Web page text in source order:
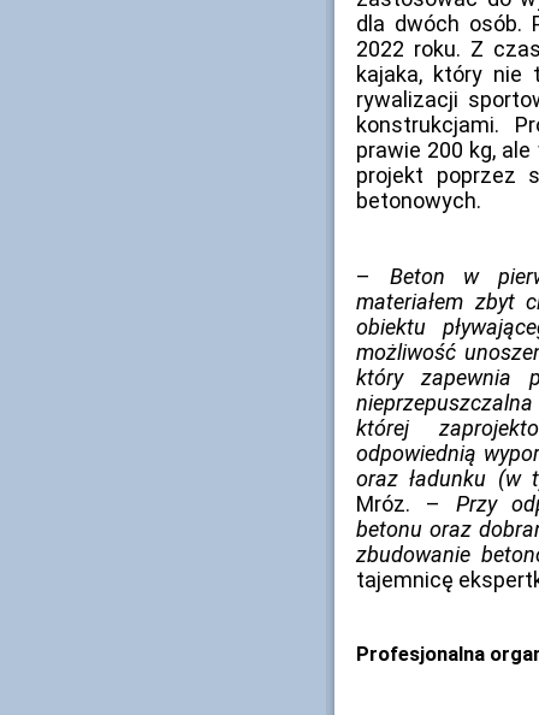
dla dwóch osób.
2022 roku. Z
kajaka, który nie
rywalizacji
konstrukcjami.
prawie 200 kg,
projekt poprzez
betonowych.
– Beton w
materiałem zbyt
obiektu
możliwość
który zapewnia
której
odpowiednią
oraz ładunku (w
Mróz. – Przy
betonu oraz
zbudowanie
tajemnicę
Profesjonalna